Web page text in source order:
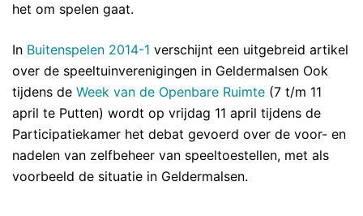
het om spelen gaat.
In Buitenspelen 2014-1 verschijnt een uitgebreid artikel
over de speeltuinverenigingen in Geldermalsen Ook
tijdens de Week van de Openbare Ruimte (7 t/m 11
april te Putten) wordt op vrijdag 11 april tijdens de
Participatiekamer het debat gevoerd over de voor- en
nadelen van zelfbeheer van speeltoestellen, met als
voorbeeld de situatie in Geldermalsen.